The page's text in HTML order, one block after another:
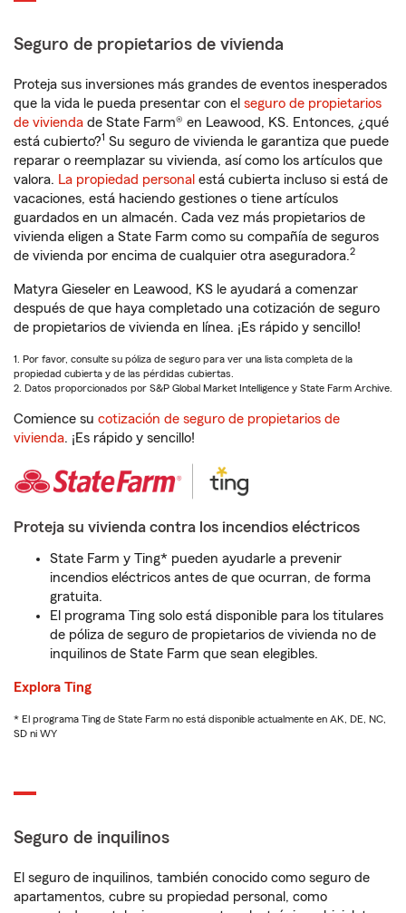
Seguro de propietarios de vivienda
Proteja sus inversiones más grandes de eventos inesperados
que la vida le pueda presentar con el seguro de propietarios
de vivienda de State Farm® en Leawood, KS. Entonces, ¿qué
está cubierto?1 Su seguro de vivienda le garantiza que puede
reparar o reemplazar su vivienda, así como los artículos que
valora. La propiedad personal está cubierta incluso si está de
vacaciones, está haciendo gestiones o tiene artículos
guardados en un almacén. Cada vez más propietarios de
vivienda eligen a State Farm como su compañía de seguros
de vivienda por encima de cualquier otra aseguradora.2
Matyra Gieseler en Leawood, KS le ayudará a comenzar
después de que haya completado una cotización de seguro
de propietarios de vivienda en línea. ¡Es rápido y sencillo!
1. Por favor, consulte su póliza de seguro para ver una lista completa de la
propiedad cubierta y de las pérdidas cubiertas.
2. Datos proporcionados por S&P Global Market Intelligence y State Farm Archive.
Comience su cotización de seguro de propietarios de
vivienda. ¡Es rápido y sencillo!
Proteja su vivienda contra los incendios eléctricos
State Farm y Ting* pueden ayudarle a prevenir
incendios eléctricos antes de que ocurran, de forma
gratuita.
El programa Ting solo está disponible para los titulares
de póliza de seguro de propietarios de vivienda no de
inquilinos de State Farm que sean elegibles.
Explora Ting
* El programa Ting de State Farm no está disponible actualmente en AK, DE, NC,
SD ni WY
Seguro de inquilinos
El seguro de inquilinos, también conocido como seguro de
apartamentos, cubre su propiedad personal, como